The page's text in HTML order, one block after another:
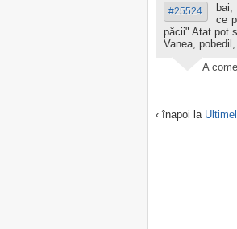
#25524
bai,
ce
păcii" Atat pot
Vanea,
A
‹ înapoi la